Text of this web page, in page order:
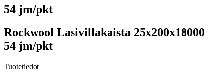
54 jm/pkt
Rockwool Lasivillakaista 25x200x18000
54 jm/pkt
Tuotetiedot